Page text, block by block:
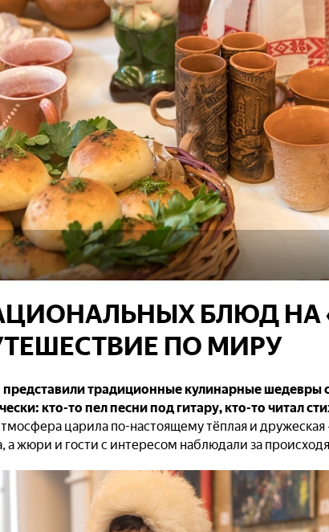
БЛЮД НА
ПО МИРУ
представили традиционные кулинарные
кто-то пел песни под гитару, кто-то читал
царила по-настоящему тёплая и дружеская
а жюри и гости с интересом наблюдали за